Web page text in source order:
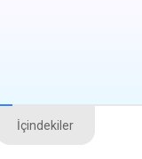
İçindekiler